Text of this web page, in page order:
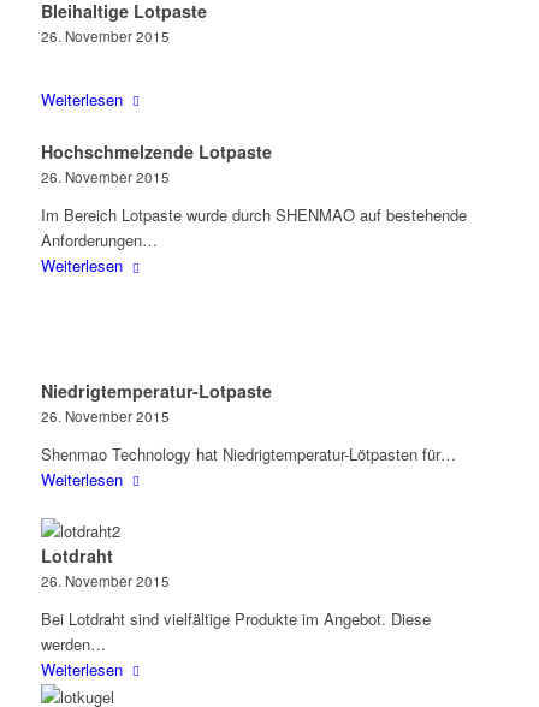
Bleihaltige Lotpaste
26. November 2015
Weiterlesen
Hochschmelzende Lotpaste
26. November 2015
Im Bereich Lotpaste wurde durch SHENMAO auf bestehende
Anforderungen…
Weiterlesen
Niedrigtemperatur-Lotpaste
26. November 2015
Shenmao Technology hat Niedrigtemperatur-Lötpasten für…
Weiterlesen
Lotdraht
26. November 2015
Bei Lotdraht sind vielfältige Produkte im Angebot. Diese
werden…
Weiterlesen